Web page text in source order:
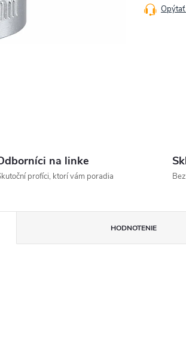
Opýtať
na linke
profíci, ktorí vám poradia
HODNOTENIE